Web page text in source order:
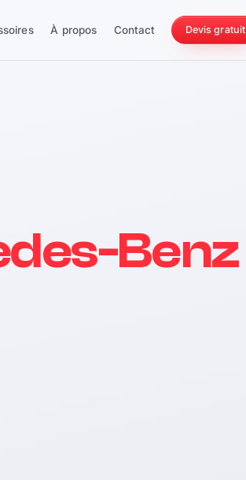
À propos Contact Devis gratuit
228 Nm
Benz